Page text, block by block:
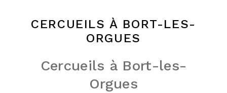
CERCUEILS À BORT-LES-
ORGUES
Cercueils à Bort-les-
Orgues